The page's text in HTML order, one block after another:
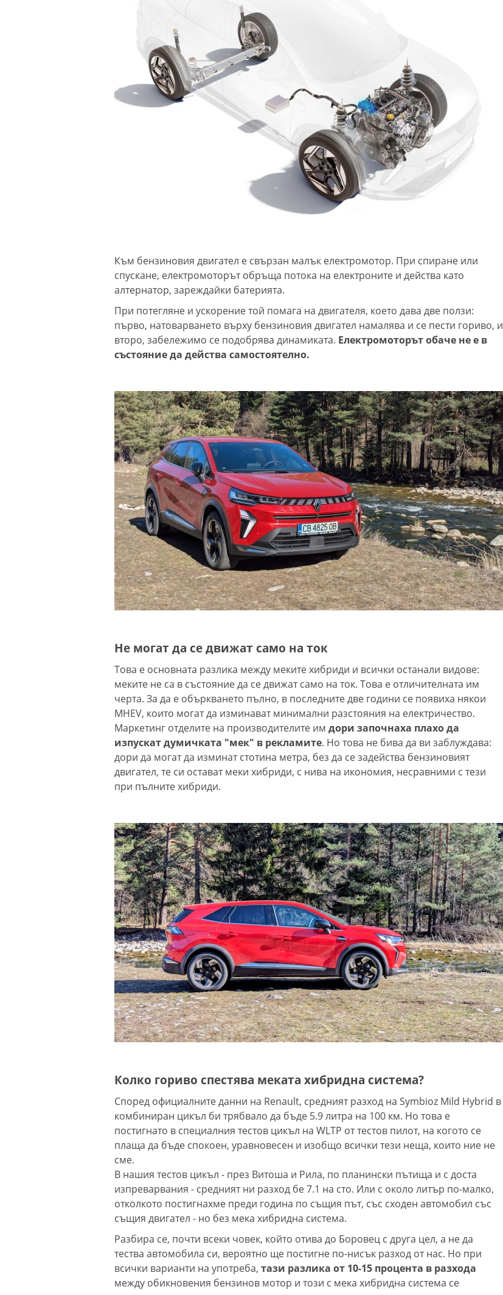
Към бензиновия двигател е свързан малък електромотор. При спиране или
спускане, електромоторът обръща потока на електроните и действа като
алтернатор, зареждайки батерията.
При потегляне и ускорение той помага на двигателя, което дава две ползи:
първо, натоварването върху бензиновия двигател намалява и се пести гориво, и
второ, забележимо се подобрява динамиката. Електромоторът обаче не е в
състояние да действа самостоятелно.
Не могат да се движат само на ток
Това е основната разлика между меките хибриди и всички останали видове:
меките не са в състояние да се движат само на ток. Това е отличителната им
черта. За да е объркването пълно, в последните две години се появиха някои
MHEV, които могат да изминават минимални разстояния на електричество.
Маркетинг отделите на производителите им дори започнаха плахо да
изпускат думичката "мек" в рекламите. Но това не бива да ви заблуждава:
дори да могат да изминат стотина метра, без да се задейства бензиновият
двигател, те си остават меки хибриди, с нива на икономия, несравними с тези
при пълните хибриди.
Колко гориво спестява меката хибридна система?
Според официалните данни на Renault, средният разход на Symbioz Mild Hybrid в
комбиниран цикъл би трябвало да бъде 5.9 литра на 100 км. Но това е
постигнато в специалния тестов цикъл на WLTP от тестов пилот, на когото се
плаща да бъде спокоен, уравновесен и изобщо всички тези неща, които ние не
сме.
В нашия тестов цикъл - през Витоша и Рила, по планински пътища и с доста
изпреварвания - средният ни разход бе 7.1 на сто. Или с около литър по-малко,
отколкото постигнахме преди година по същия път, със сходен автомобил със
същия двигател - но без мека хибридна система.
Разбира се, почти всеки човек, който отива до Боровец с друга цел, а не да
тества автомобила си, вероятно ще постигне по-нисък разход от нас. Но при
всички варианти на употреба, тази разлика от 10-15 процента в разхода
между обикновения бензинов мотор и този с мека хибридна система се